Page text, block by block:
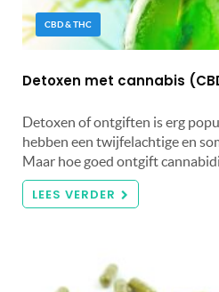
CBD & THC
Detoxen met cannabis
Detoxen of ontgiften is erg
hebben een twijfelachtige en
Maar hoe goed ontgift
LEES VERDER